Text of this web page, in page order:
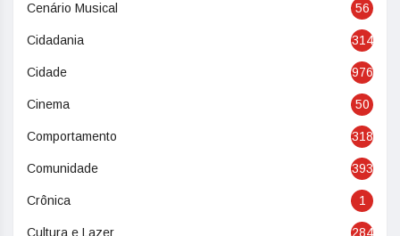
Cenário Musical 56
Cidadania 314
Cidade 976
Cinema 50
Comportamento 318
Comunidade 393
Crônica 1
Cultura e Lazer 284